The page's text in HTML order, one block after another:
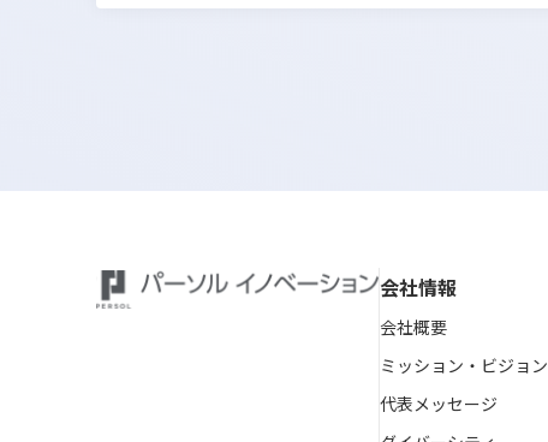
会社情報
会社概要
ミッション・ビジョン
代表メッセージ